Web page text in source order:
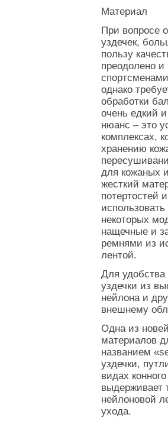
Материал
При вопросе
уздечек,
пользу
преодолено
однако
обработки
очень едкий
нюанс – это
комплексах,
хранению
для кожаных
жесткий
потертостей
некоторых
нащечные и
ремнями из
лентой.
Для
уздечки из
нейлона и
внешнему
Одна из
материалов
названием
уздечки,
видах
выдерживает
нейлоновой
ухода.